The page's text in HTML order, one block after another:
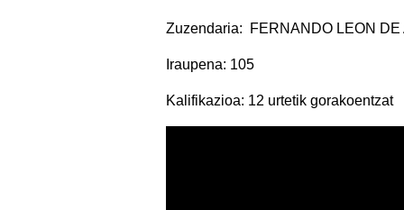
Zuzendaria: FERNANDO LEON DE
Iraupena: 105
Kalifikazioa: 12 urtetik gorakoentzat